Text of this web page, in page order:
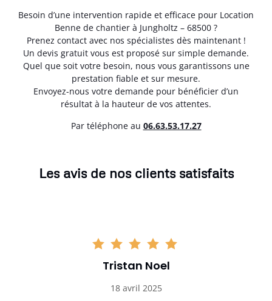
Besoin d’une intervention rapide et efficace pour Location
Benne de chantier à Jungholtz – 68500 ?
Prenez contact avec nos spécialistes dès maintenant !
Un devis gratuit vous est proposé sur simple demande.
Quel que soit votre besoin, nous vous garantissons une
prestation fiable et sur mesure.
Envoyez-nous votre demande pour bénéficier d’un
résultat à la hauteur de vos attentes.
Par téléphone au 06.63.53.17.27
Les avis de nos clients satisfaits
Tristan Noel
18 avril 2025